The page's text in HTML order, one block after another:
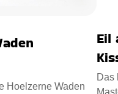
Hoelzerne Waden
Eil
Das